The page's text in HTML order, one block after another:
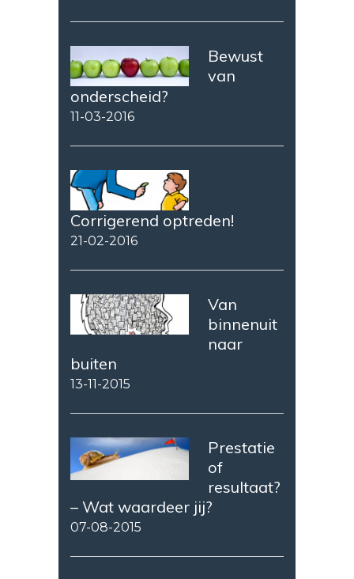
Bewust
van
onderscheid?
11-03-2016
Corrigerend optreden!
21-02-2016
Van
binnenuit
naar
buiten
13-11-2015
Prestatie
of
resultaat?
– Wat waardeer jij?
07-08-2015